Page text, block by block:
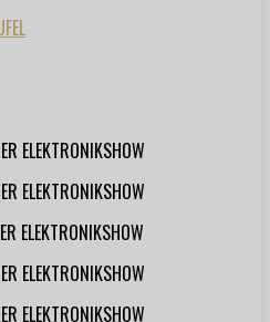
ELEKTRONIKSHOW
ELEKTRONIKSHOW
ELEKTRONIKSHOW
ELEKTRONIKSHOW
ELEKTRONIKSHOW